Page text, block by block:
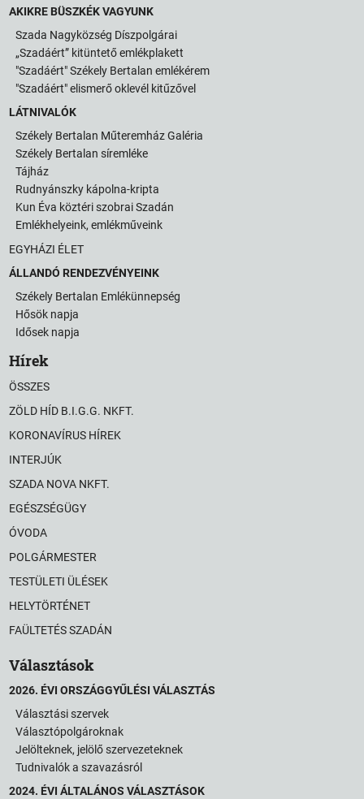
AKIKRE BÜSZKÉK VAGYUNK
Szada Nagyközség Díszpolgárai
„Szadáért” kitüntető emlékplakett
"Szadáért" Székely Bertalan emlékérem
"Szadáért" elismerő oklevél kitűzővel
LÁTNIVALÓK
Székely Bertalan Műteremház Galéria
Székely Bertalan síremléke
Tájház
Rudnyánszky kápolna-kripta
Kun Éva köztéri szobrai Szadán
Emlékhelyeink, emlékműveink
EGYHÁZI ÉLET
ÁLLANDÓ RENDEZVÉNYEINK
Székely Bertalan Emlékünnepség
Hősök napja
Idősek napja
Hírek
ÖSSZES
ZÖLD HÍD B.I.G.G. NKFT.
KORONAVÍRUS HÍREK
INTERJÚK
SZADA NOVA NKFT.
EGÉSZSÉGÜGY
ÓVODA
POLGÁRMESTER
TESTÜLETI ÜLÉSEK
HELYTÖRTÉNET
FAÜLTETÉS SZADÁN
Választások
2026. ÉVI ORSZÁGGYŰLÉSI VÁLASZTÁS
Választási szervek
Választópolgároknak
Jelölteknek, jelölő szervezeteknek
Tudnivalók a szavazásról
2024. ÉVI ÁLTALÁNOS VÁLASZTÁSOK